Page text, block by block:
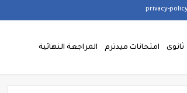
ثانوى امتحانات ميدترم المراجعة النهائية